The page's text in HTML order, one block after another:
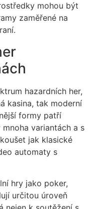
mohou být
zaměřené na
hazardních her,
kasina, tak moderní
formy patří
variantách a s
jak klasické
automaty s
hry jako poker,
určitou úroveň